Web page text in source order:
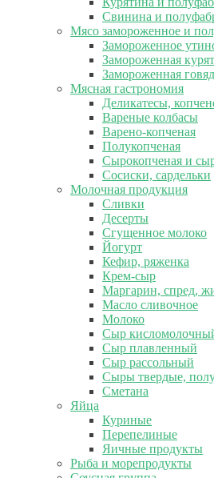
Свинина и
Мясо замороженное и
Замороженное
Замороженная
Замороженная
Мясная гастрономия
Деликатесы,
Вареные колбасы
Варено-копченая
Полукопченая
Сырокопченая и
Сосиски, сардельки
Молочная продукция
Сливки
Десерты
Сгущенное молоко
Йогурт
Кефир, ряженка
Крем-сыр
Маргарин, спред,
Масло сливочное
Молоко
Сыр
Сыр плавленный
Сыр рассольный
Сыры твердые,
Сметана
Яйца
Куриные
Перепелиные
Яичные продукты
Рыба и морепродукты